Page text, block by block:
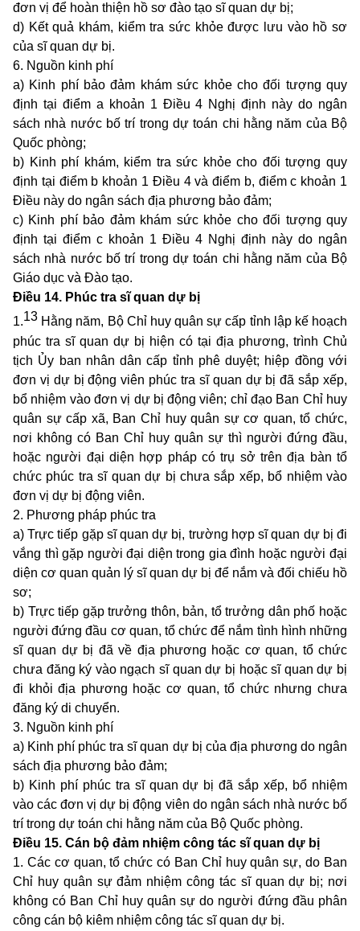
đơn vị để hoàn thiện hồ sơ đào tạo sĩ quan dự bị;
d) Kết quả khám, kiểm tra sức khỏe được lưu vào hồ sơ
của sĩ quan dự bị.
6. Nguồn kinh phí
a) Kinh phí bảo đảm khám sức khỏe cho đối tượng quy
định tại điểm a khoản 1 Điều 4 Nghị định này do ngân
sách nhà nước bố trí trong dự toán chi hằng năm của Bộ
Quốc phòng;
b) Kinh phí khám, kiểm tra sức khỏe cho đối tượng quy
định tại điểm b khoản 1 Điều 4và điểm b, điểm c khoản 1
Điều này do ngân sách địa phương bảo đảm;
c) Kinh phí bảo đảm khám sức khỏe cho đối tượng quy
định tại điểm c khoản 1 Điều 4 Nghị định này do ngân
sách nhà nước bố trí trong dự toán chi hằng năm của Bộ
Giáo dục và Đào tạo.
Điều 14. Phúc tra sĩ quan dự bị
1.13 Hằng năm, Bộ Chỉ huy quân sự cấp tỉnh lập kế hoạch
phúc tra sĩ quan dự bị hiện có tại địa phương, trình Chủ
tịch Ủy ban nhân dân cấp tỉnh phê duyệt; hiệp đồng với
đơn vị dự bị động viên phúc tra sĩ quan dự bị đã sắp xếp,
bổ nhiệm vào đơn vị dự bị động viên; chỉ đạo Ban Chỉ huy
quân sự cấp xã, Ban Chỉ huy quân sự cơ quan, tổ chức,
nơi không có Ban Chỉ huy quân sự thì người đứng đầu,
hoặc người đại diện hợp pháp có trụ sở trên địa bàn tổ
chức phúc tra sĩ quan dự bị chưa sắp xếp, bổ nhiệm vào
đơn vị dự bị động viên.
2. Phương pháp phúc tra
a) Trực tiếp gặp sĩ quan dự bị, trường hợp sĩ quan dự bị đi
vắng thì gặp người đại diện trong gia đình hoặc người đại
diện cơ quan quản lý sĩ quan dự bị để nắm và đối chiếu hồ
sơ;
b) Trực tiếp gặp trưởng thôn, bản, tổ trưởng dân phố hoặc
người đứng đầu cơ quan, tổ chức để nắm tình hình những
sĩ quan dự bị đã về địa phương hoặc cơ quan, tổ chức
chưa đăng ký vào ngạch sĩ quan dự bị hoặc sĩ quan dự bị
đi khỏi địa phương hoặc cơ quan, tổ chức nhưng chưa
đăng ký di chuyển.
3. Nguồn kinh phí
a) Kinh phí phúc tra sĩ quan dự bị của địa phương do ngân
sách địa phương bảo đảm;
b) Kinh phí phúc tra sĩ quan dự bị đã sắp xếp, bổ nhiệm
vào các đơn vị dự bị động viên do ngân sách nhà nước bố
trí trong dự toán chi hằng năm của Bộ Quốc phòng.
Điều 15. Cán bộ đảm nhiệm công tác sĩ quan dự bị
1. Các cơ quan, tổ chức có Ban Chỉ huy quân sự, do Ban
Chỉ huy quân sự đảm nhiệm công tác sĩ quan dự bị; nơi
không có Ban Chỉ huy quân sự do người đứng đầu phân
công cán bộ kiêm nhiệm công tác sĩ quan dự bị.